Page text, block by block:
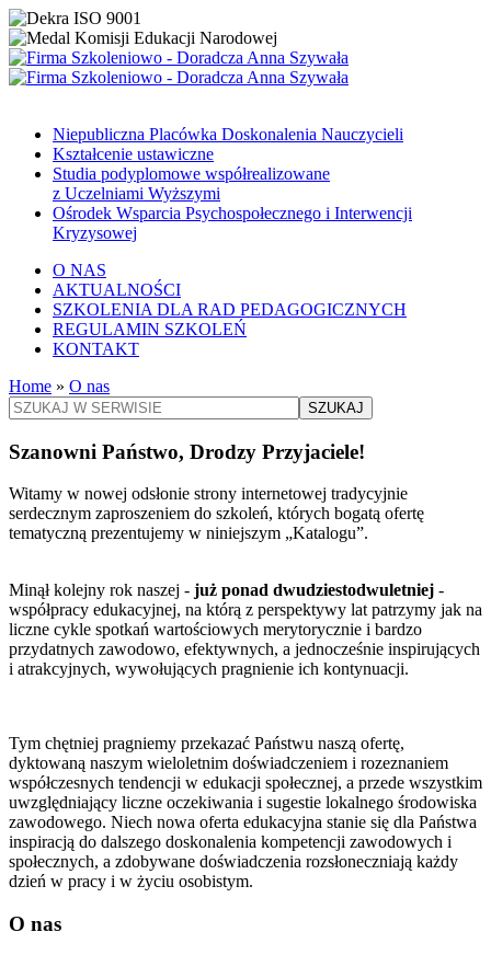
Niepubliczna Placówka Doskonalenia Nauczycieli
Kształcenie ustawiczne
Studia podyplomowe współrealizowane
z Uczelniami Wyższymi
Ośrodek Wsparcia Psychospołecznego i Interwencji
Kryzysowej
O NAS
AKTUALNOŚCI
SZKOLENIA DLA RAD PEDAGOGICZNYCH
REGULAMIN SZKOLEŃ
KONTAKT
Home » O nas
SZUKAJ
Szanowni Państwo, Drodzy Przyjaciele!
Witamy w nowej odsłonie strony internetowej tradycyjnie
serdecznym zaproszeniem do szkoleń, których bogatą ofertę
tematyczną prezentujemy w niniejszym „Katalogu”.
Minął kolejny rok naszej - już ponad dwudziestodwuletniej -
współpracy edukacyjnej, na którą z perspektywy lat patrzymy jak na
liczne cykle spotkań wartościowych merytorycznie i bardzo
przydatnych zawodowo, efektywnych, a jednocześnie inspirujących
i atrakcyjnych, wywołujących pragnienie ich kontynuacji.
Tym chętniej pragniemy przekazać Państwu naszą ofertę,
dyktowaną naszym wieloletnim doświadczeniem i rozeznaniem
współczesnych tendencji w edukacji społecznej, a przede wszystkim
uwzględniający liczne oczekiwania i sugestie lokalnego środowiska
zawodowego. Niech nowa oferta edukacyjna stanie się dla Państwa
inspiracją do dalszego doskonalenia kompetencji zawodowych i
społecznych, a zdobywane doświadczenia rozsłoneczniają każdy
dzień w pracy i w życiu osobistym.
O nas